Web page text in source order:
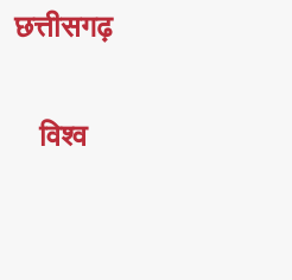
छत्तीसगढ़
विश्व